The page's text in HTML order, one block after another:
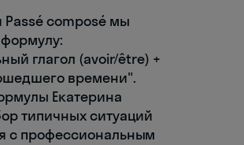
Passé composé мы
глагол (avoir/être) +
времени".
Екатерина
типичных ситуаций
с профессиональным